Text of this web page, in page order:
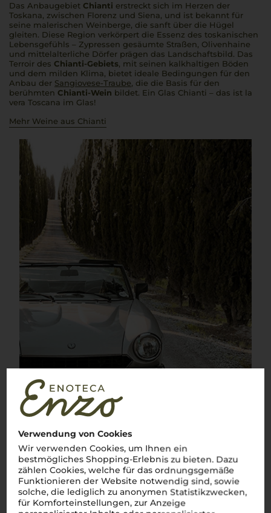
Verwendung von Cookies
Wir verwenden Cookies, um Ihnen ein
bestmögliches Shopping-Erlebnis zu bieten. Dazu
zählen Cookies, welche für das ordnungsgemäße
Funktionieren der Website notwendig sind, sowie
solche, die lediglich zu anonymen Statistikzwecken,
für Komforteinstellungen, zur Anzeige
Das Anbaugebiet Chianti erstreckt sich im Herzen der
Toskana, zwischen Florenz und Siena, und ist bekannt für
seine malerischen Weinberge, die sanft über die Hügel
gleiten. Diese Region verkörpert die Essenz des toskanischen
Lebensgefühls – Zypressen gesäumte Straßen, Olivenhaine
und mittelalterliche Dörfer prägen das Landschaftsbild. Das
Terroir des Chianti-Gebiets, mit seinen kalkhaltigen Böden
und dem milden Klima, bietet ideale Bedingungen für den
Anbau der Sangiovese-Traube, die die Basis für den
berühmten Chianti-Wein bildet. Ein Glas Chianti – das ist la
vera Toscana im Glas!
Mehr Weine aus Chianti
Über die Rebsorte
Sangiovese